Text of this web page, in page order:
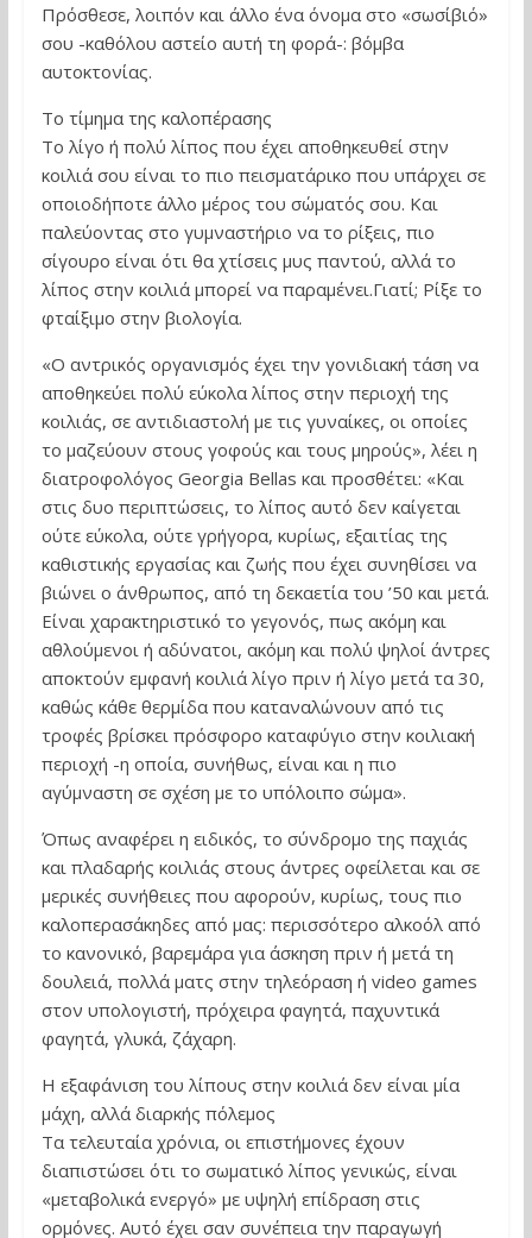
Πρόσθεσε, λοιπόν και άλλο ένα όνομα στο «σωσίβιό»
σου -καθόλου αστείο αυτή τη φορά-: βόμβα
αυτοκτονίας.
Το τίμημα της καλοπέρασης
Το λίγο ή πολύ λίπος που έχει αποθηκευθεί στην
κοιλιά σου είναι το πιο πεισματάρικο που υπάρχει σε
οποιοδήποτε άλλο μέρος του σώματός σου. Και
παλεύοντας στο γυμναστήριο να το ρίξεις, πιο
σίγουρο είναι ότι θα χτίσεις μυς παντού, αλλά το
λίπος στην κοιλιά μπορεί να παραμένει.Γιατί; Ρίξε το
φταίξιμο στην βιολογία.
«Ο αντρικός οργανισμός έχει την γονιδιακή τάση να
αποθηκεύει πολύ εύκολα λίπος στην περιοχή της
κοιλιάς, σε αντιδιαστολή με τις γυναίκες, οι οποίες
το μαζεύουν στους γοφούς και τους μηρούς», λέει η
διατροφολόγος Georgia Bellas και προσθέτει: «Και
στις δυο περιπτώσεις, το λίπος αυτό δεν καίγεται
ούτε εύκολα, ούτε γρήγορα, κυρίως, εξαιτίας της
καθιστικής εργασίας και ζωής που έχει συνηθίσει να
βιώνει ο άνθρωπος, από τη δεκαετία του ’50 και μετά.
Είναι χαρακτηριστικό το γεγονός, πως ακόμη και
αθλούμενοι ή αδύνατοι, ακόμη και πολύ ψηλοί άντρες
αποκτούν εμφανή κοιλιά λίγο πριν ή λίγο μετά τα 30,
καθώς κάθε θερμίδα που καταναλώνουν από τις
τροφές βρίσκει πρόσφορο καταφύγιο στην κοιλιακή
περιοχή -η οποία, συνήθως, είναι και η πιο
αγύμναστη σε σχέση με το υπόλοιπο σώμα».
Όπως αναφέρει η ειδικός, το σύνδρομο της παχιάς
και πλαδαρής κοιλιάς στους άντρες οφείλεται και σε
μερικές συνήθειες που αφορούν, κυρίως, τους πιο
καλοπερασάκηδες από μας: περισσότερο αλκοόλ από
το κανονικό, βαρεμάρα για άσκηση πριν ή μετά τη
δουλειά, πολλά ματς στην τηλεόραση ή video games
στον υπολογιστή, πρόχειρα φαγητά, παχυντικά
φαγητά, γλυκά, ζάχαρη.
Η εξαφάνιση του λίπους στην κοιλιά δεν είναι μία
μάχη, αλλά διαρκής πόλεμος
Τα τελευταία χρόνια, οι επιστήμονες έχουν
διαπιστώσει ότι το σωματικό λίπος γενικώς, είναι
«μεταβολικά ενεργό» με υψηλή επίδραση στις
ορμόνες. Αυτό έχει σαν συνέπεια την παραγωγή